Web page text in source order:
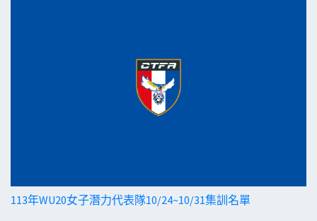
113年WU20女子潛力代表隊10/24~10/31集訓名單